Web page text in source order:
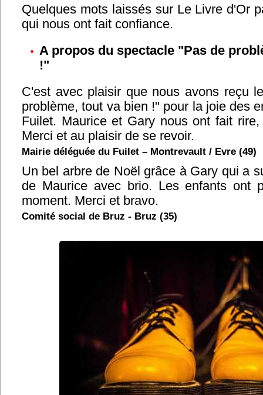
Quelques mots laissés sur Le Livre d'Or
qui nous ont fait confiance.
A propos du spectacle "Pas de
!"
C'est avec plaisir que nous avons reçu
problème, tout va bien !" pour la joie des
Fuilet. Maurice et Gary nous ont fait rire,
Merci et au plaisir de se revoir.
Mairie déléguée du Fuilet – Montrevault / Evre (49)
Un bel arbre de Noël grâce à Gary qui a
de Maurice avec brio. Les enfants ont
moment. Merci et bravo.
Comité social de Bruz - Bruz (35)